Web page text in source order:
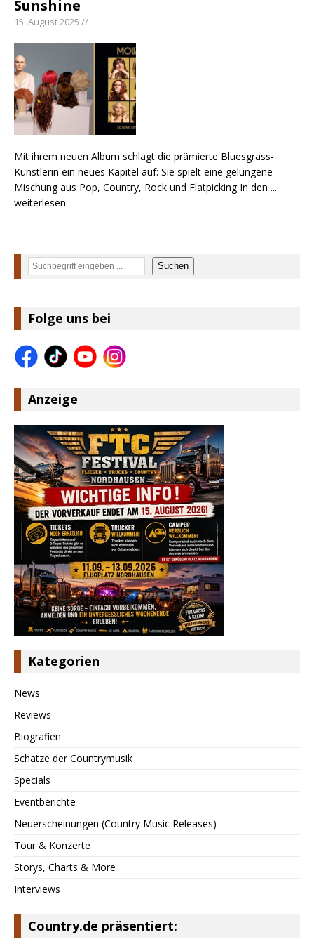
pez veröffentlicht neue Single „Late Night
Sommernächte
Randy Travis veröffentlicht mit „I Don’t Care“
einen weiteren Schatz aus dem Archiv
Ben Gallaher kehrt zu seinen Wurzeln zurück –
„Taylor Gold“ zeigt die Kraft der Akustik
Sunshine
15. August 2025 //
Mit ihrem neuen Album schlägt die prämierte Bluesgrass-
Künstlerin ein neues Kapitel auf: Sie spielt eine gelungene
Mischung aus Pop, Country, Rock und Flatpicking In den ...
weiterlesen
Suchen Suchen
Folge uns bei
Anzeige
Kategorien
News
Reviews
Biografien
Schätze der Countrymusik
Specials
Eventberichte
Neuerscheinungen (Country Music Releases)
Tour & Konzerte
Storys, Charts & More
Interviews
Country.de präsentiert: